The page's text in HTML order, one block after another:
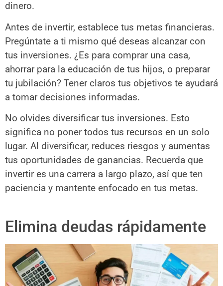
dinero.
Antes de invertir, establece tus metas financieras.
Pregúntate a ti mismo qué deseas alcanzar con
tus inversiones. ¿Es para comprar una casa,
ahorrar para la educación de tus hijos, o preparar
tu jubilación? Tener claros tus objetivos te ayudará
a tomar decisiones informadas.
No olvides diversificar tus inversiones. Esto
significa no poner todos tus recursos en un solo
lugar. Al diversificar, reduces riesgos y aumentas
tus oportunidades de ganancias. Recuerda que
invertir es una carrera a largo plazo, así que ten
paciencia y mantente enfocado en tus metas.
Elimina deudas rápidamente